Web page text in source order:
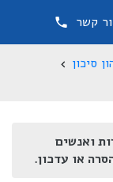
קשר
סיכון
ואנשים
או עדכון.